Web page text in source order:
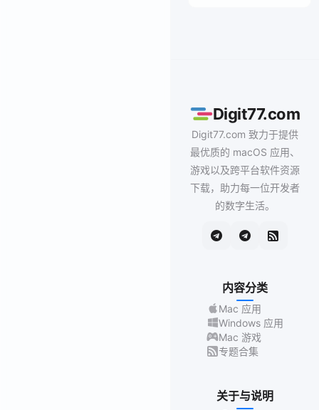
Digit77.com
Digit77.com 致力于提供
最优质的 macOS 应用、
游戏以及跨平台软件资源
下载，助力每一位开发者
的数字生活。
内容分类
Mac 应用
Windows 应用
Mac 游戏
专题合集
关于与说明